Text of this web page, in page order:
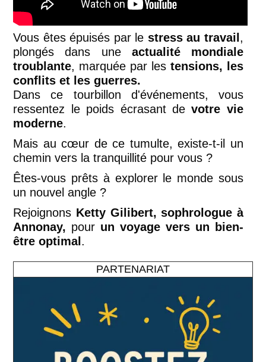
Vous êtes épuisés par le stress au travail ,
plongés dans une actualité mondiale
troublante, marquée par les tensions, les
conflits et les guerres.
Dans ce tourbillon d'événements, vous
ressentez le poids écrasant devotre vie
moderne.
Mais au cœur de ce tumulte, existe-t-il un
chemin vers la tranquillité pour vous ?
Êtes-vous prêts à explorer le monde sous
un nouvel angle ?
Rejoignons Ketty Gilibert, sophrologue à
Annonay, pour un voyage vers un bien-
être optimal .
PARTENARIAT